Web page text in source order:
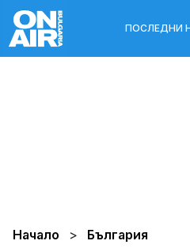
ПОСЛЕДНИ
Начало България